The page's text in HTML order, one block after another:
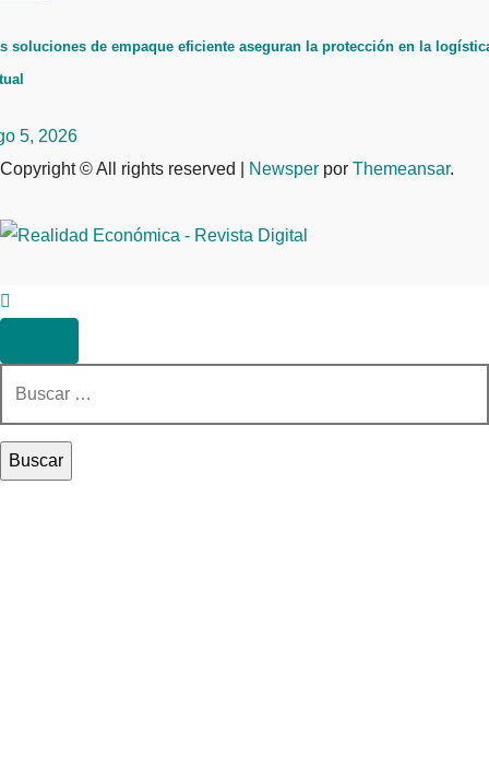
soluciones de empaque eficiente aseguran la protección en la
5, 2026
Copyright © All rights reserved
Newsper por Themeansar.